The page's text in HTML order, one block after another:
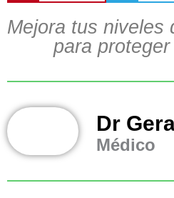
Mejora tus niveles
para
Dr
Médico